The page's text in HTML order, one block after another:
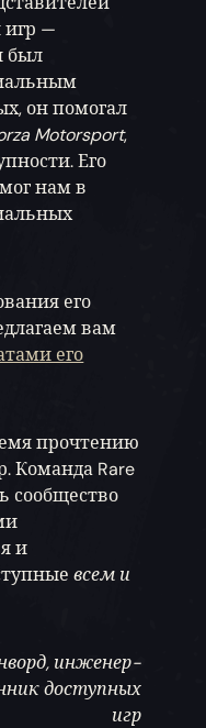
игр —
был
он помогал
Motorsport,
Его
нам в
его
вам
его
прочтению
Команда Rare
сообщество
и
всем и
инженер-
доступных
игр